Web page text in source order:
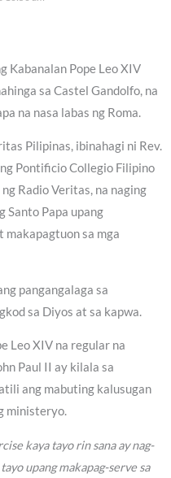
Kabanalan Pope Leo XIV
sa Castel Gandolfo, na
na nasa labas ng Roma.
Pilipinas, ibinahagi ni Rev.
Pontificio Collegio Filipino
Radio Veritas, na naging
Santo Papa upang
makapagtuon sa mga
pangangalaga sa
sa Diyos at sa kapwa.
Leo XIV na regular na
Paul II ay kilala sa
ang mabuting kalusugan
ministeryo.
kaya tayo rin sana ay nag-
upang makapag-serve sa